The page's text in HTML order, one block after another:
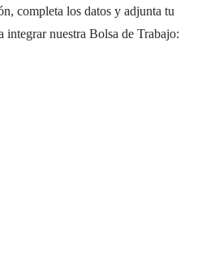
completa los datos y adjunta tu
nuestra Bolsa de Trabajo: